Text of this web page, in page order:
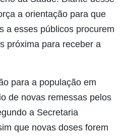
a orientação para que
a esses públicos procurem
próxima para receber a
para a população em
de novas remessas pelos
a Secretaria
que novas doses forem